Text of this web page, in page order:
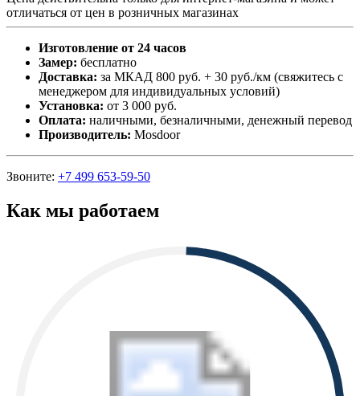
отличаться от цен в розничных магазинах
Изготовление от 24 часов
Замер: бесплатно
Доставка: за МКАД 800 руб. + 30 руб./км (свяжитесь с
менеджером для индивидуальных условий)
Установка: от 3 000 руб.
Оплата: наличными, безналичными, денежный перевод
Производитель: Mosdoor
Звоните: +7 499 653-59-50
Как мы работаем